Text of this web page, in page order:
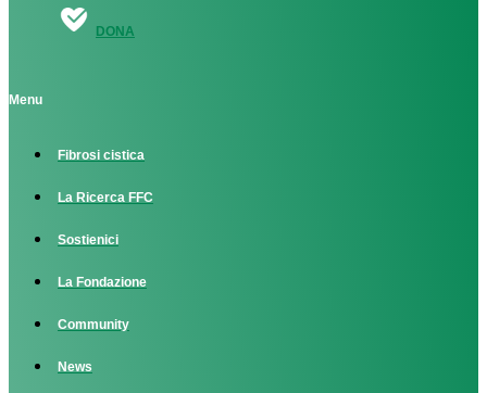
DONA
Menu
Fibrosi cistica
La Ricerca FFC
Sostienici
La Fondazione
Community
News